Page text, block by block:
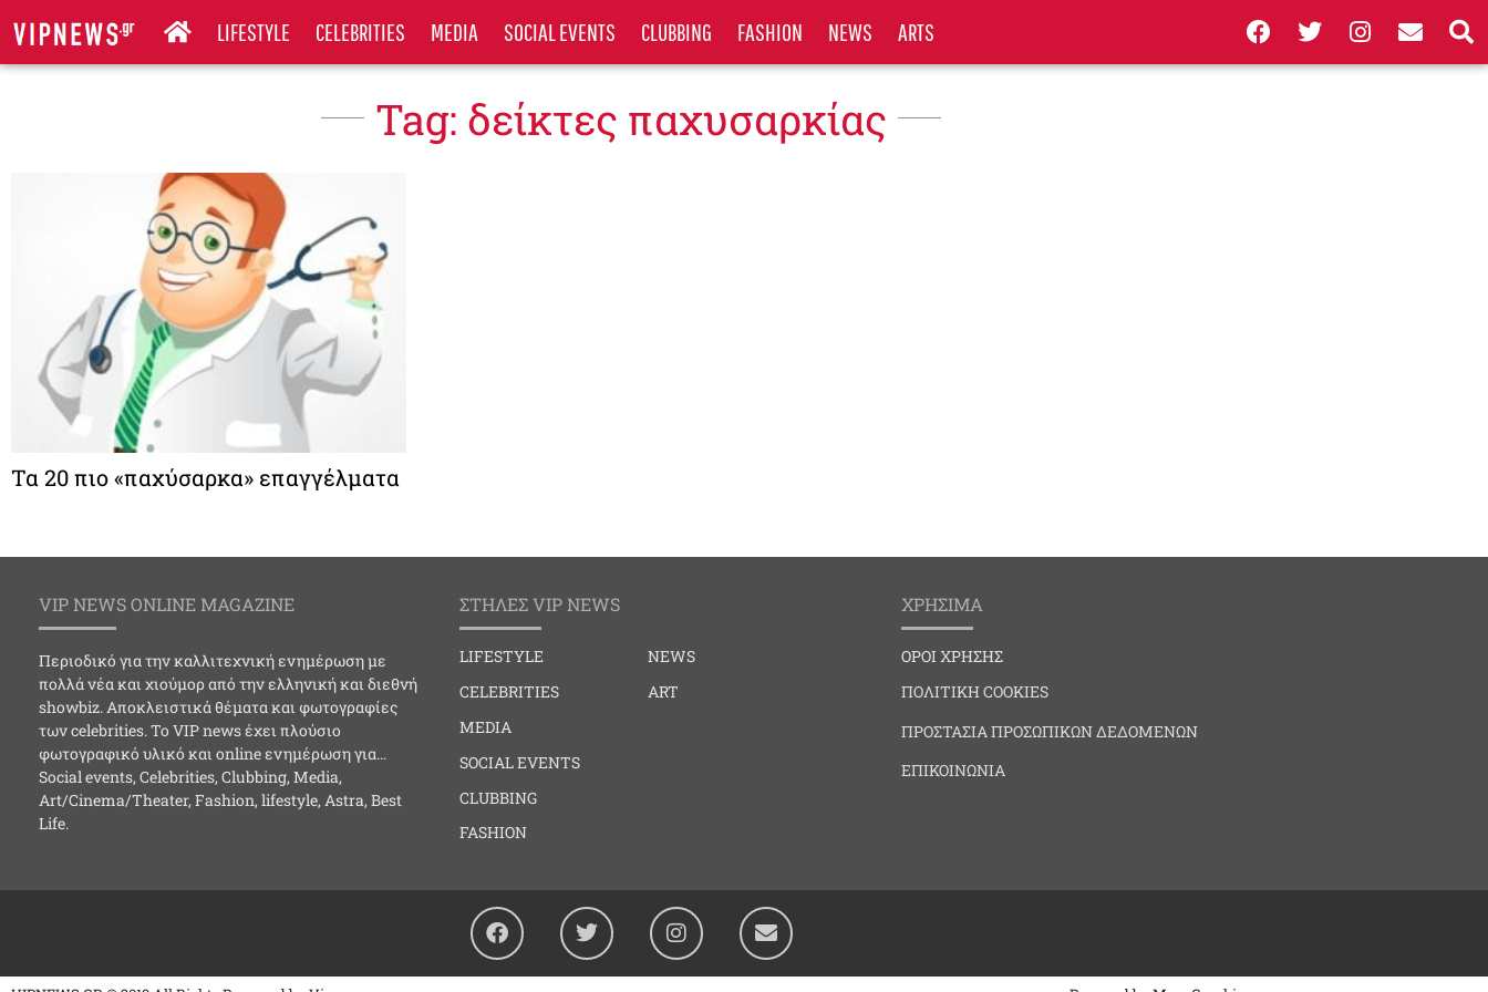
LIFESTYLE CELEBRITIES MEDIA SOCIAL EVENTS CLUBBING FASHION NEWS ARTS
Tag: δείκτες παχυσαρκίας
Τα 20 πιο «παχύσαρκα» επαγγέλματα
VIP NEWS ONLINE MAGAZINE
Περιοδικό για την καλλιτεχνική ενημέρωση με
πολλά νέα και χιούμορ από την ελληνική και διεθνή
showbiz. Αποκλειστικά θέματα και φωτογραφίες
των celebrities. Το VIP news έχει πλούσιο
φωτογραφικό υλικό και online ενημέρωση για…
Social events, Celebrities, Clubbing, Media,
Art/Cinema/Theater, Fashion, lifestyle, Astra, Best
Life.
ΣΤΗΛΕΣ VIP NEWS
LIFESTYLE
CELEBRITIES
MEDIA
SOCIAL EVENTS
CLUBBING
FASHION
NEWS
ART
ΧΡΗΣΙΜΑ
ΟΡΟΙ ΧΡΗΣΗΣ
ΠΟΛΙΤΙΚΗ COOKIES
ΠΡΟΣΤΑΣΙΑ ΠΡΟΣΩΠΙΚΩΝ ΔΕΔΟΜΕΝΩΝ
ΕΠΙΚΟΙΝΩΝΙΑ